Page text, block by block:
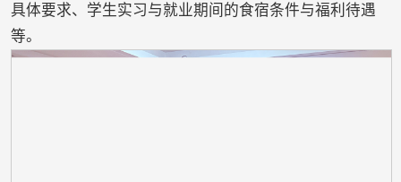
具体要求、学生实习与就业期间的食宿条件与福利待遇
等。